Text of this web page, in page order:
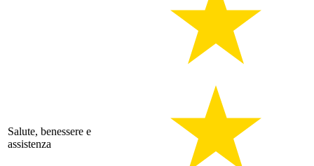
Salute, benessere e
assistenza